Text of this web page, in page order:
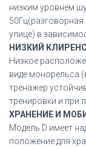
низким уровнем
улице) в
НИЗКИЙ КЛИРЕНС
Низкое
виде монорельса
тренажер
тренировки и при
ХРАНЕНИЕ И
Модель D имеет
положение для